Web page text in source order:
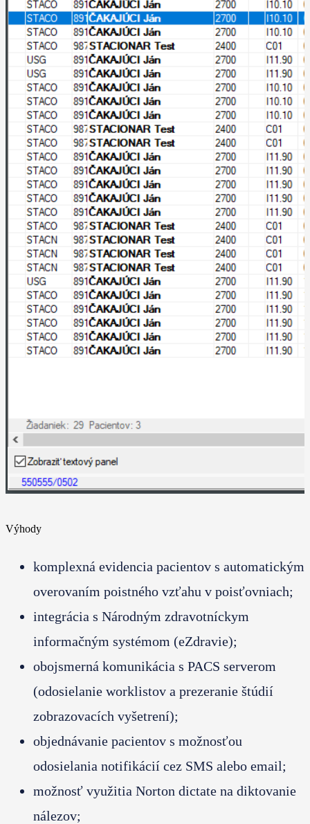
Výhody
komplexná evidencia pacientov s automatickým
overovaním poistného vzťahu v poisťovniach;
integrácia s Národným zdravotníckym
informačným systémom (eZdravie);
obojsmerná komunikácia s PACS serverom
(odosielanie worklistov a prezeranie štúdií
zobrazovacích vyšetrení);
objednávanie pacientov s možnosťou
odosielania notifikácií cez SMS alebo email;
možnosť využitia Norton dictate na diktovanie
nálezov;